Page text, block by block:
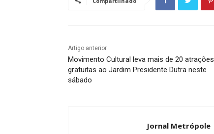
Artigo anterior
Movimento Cultural leva mais de 20 atrações
gratuitas ao Jardim Presidente Dutra neste
sábado
Jornal Metrópole